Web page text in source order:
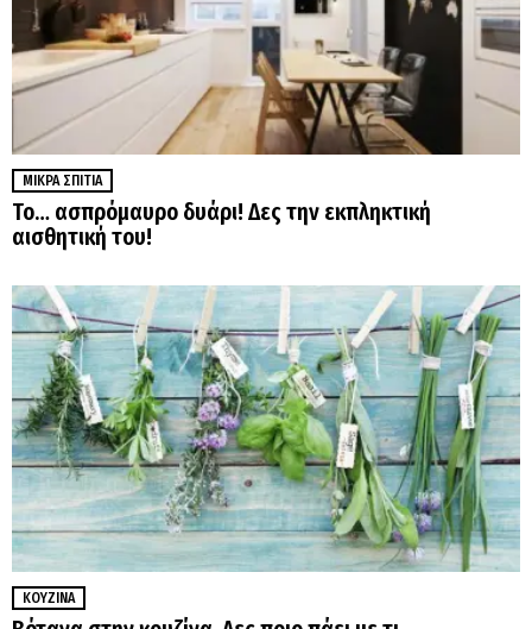
ΜΙΚΡΆ ΣΠΊΤΙΑ
Το… ασπρόμαυρο δυάρι! Δες την εκπληκτική
αισθητική του!
ΚΟΥΖΊΝΑ